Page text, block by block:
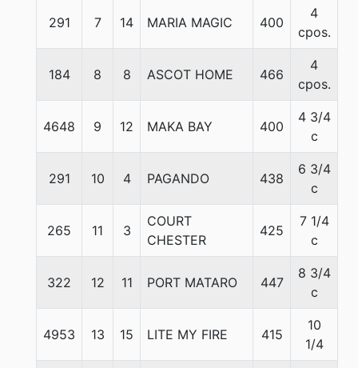
291 7 14 MARIA MAGIC 400
4
cpos.
184 8 8 ASCOT HOME 466
4
cpos.
4648 9 12 MAKA BAY 400
4 3/4
c
291 10 4 PAGANDO 438
6 3/4
c
265 11 3
COURT
CHESTER
425
7 1/4
c
322 12 11 PORT MATARO 447
8 3/4
c
4953 13 15 LITE MY FIRE 415
10
1/4